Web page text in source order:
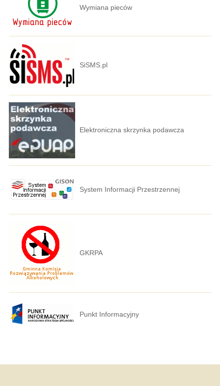
Wymiana pieców
SiSMS.pl
Elektroniczna skrzynka podawcza
System Informacji Przestrzennej
GKRPA
Punkt Informacyjny